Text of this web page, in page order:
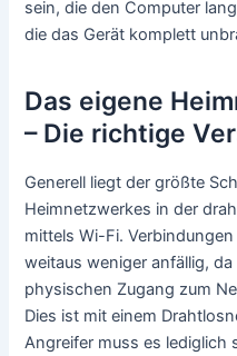
sein, die den Computer
die das Gerät komplett
Das eigene
– Die richtige
Generell liegt der größte
Heimnetzwerkes in der
mittels Wi-Fi.
weitaus weniger anfällig,
physischen Zugang zum
Dies ist mit einem
Angreifer muss es lediglich